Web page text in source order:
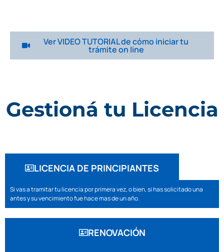
Ver VIDEO TUTORIAL de cómo iniciar tu
trámite on line
Gestioná tu Licencia
LICENCIA DE PRINCIPIANTES
Si vas a tramitar tu licencia por primera vez, o bien, si has solicitado una
antes y su vencimiento fue hace mas de un año.
RENOVACIÓN